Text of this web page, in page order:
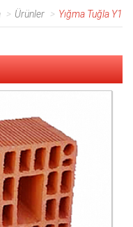
Ürünler Yığma Tuğla Y1